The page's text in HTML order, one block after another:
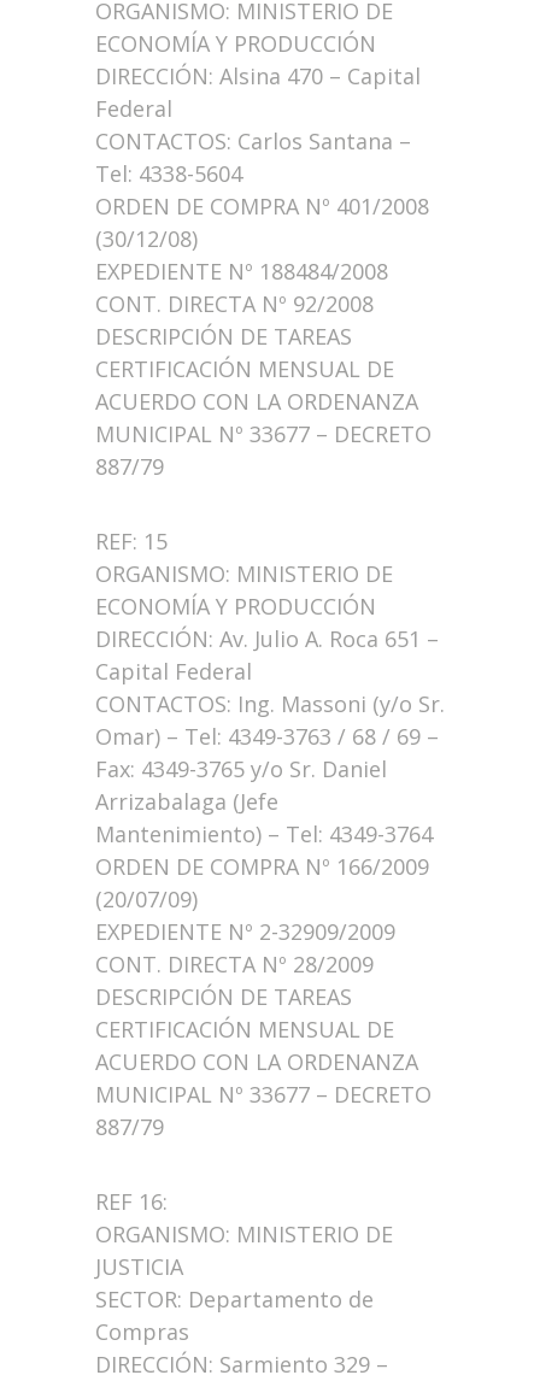
ORGANISMO: MINISTERIO DE
ECONOMÍA Y PRODUCCIÓN
DIRECCIÓN: Alsina 470 – Capital
Federal
CONTACTOS: Carlos Santana –
Tel: 4338-5604
ORDEN DE COMPRA Nº 401/2008
(30/12/08)
EXPEDIENTE Nº 188484/2008
CONT. DIRECTA Nº 92/2008
DESCRIPCIÓN DE TAREAS
CERTIFICACIÓN MENSUAL DE
ACUERDO CON LA ORDENANZA
MUNICIPAL Nº 33677 – DECRETO
887/79
REF: 15
ORGANISMO: MINISTERIO DE
ECONOMÍA Y PRODUCCIÓN
DIRECCIÓN: Av. Julio A. Roca 651 –
Capital Federal
CONTACTOS: Ing. Massoni (y/o Sr.
Omar) – Tel: 4349-3763 / 68 / 69 –
Fax: 4349-3765 y/o Sr. Daniel
Arrizabalaga (Jefe
Mantenimiento) – Tel: 4349-3764
ORDEN DE COMPRA Nº 166/2009
(20/07/09)
EXPEDIENTE Nº 2-32909/2009
CONT. DIRECTA Nº 28/2009
DESCRIPCIÓN DE TAREAS
CERTIFICACIÓN MENSUAL DE
ACUERDO CON LA ORDENANZA
MUNICIPAL Nº 33677 – DECRETO
887/79
REF 16:
ORGANISMO: MINISTERIO DE
JUSTICIA
SECTOR: Departamento de
Compras
DIRECCIÓN: Sarmiento 329 –